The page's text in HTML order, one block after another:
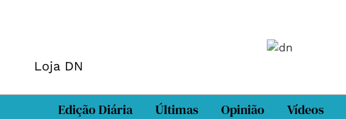
Loja DN
Edição Diária Últimas Opinião Vídeos